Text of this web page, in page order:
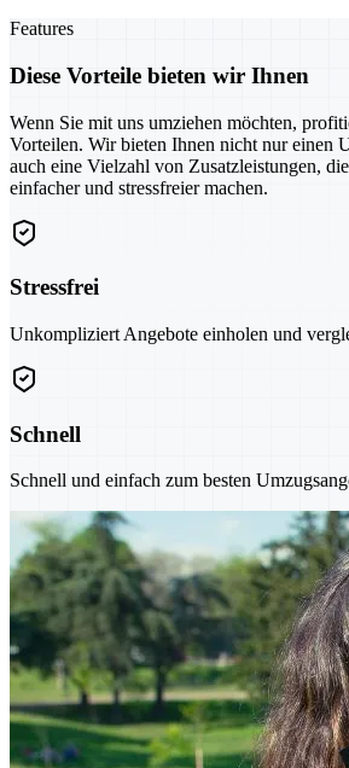
Features
Diese Vorteile bieten wir Ihnen
Wenn Sie mit uns umziehen möchten,
Vorteilen. Wir bieten Ihnen nicht nur einen
auch eine Vielzahl von Zusatzleistungen,
einfacher und stressfreier machen.
Stressfrei
Unkompliziert Angebote einholen und
Schnell
Schnell und einfach zum besten